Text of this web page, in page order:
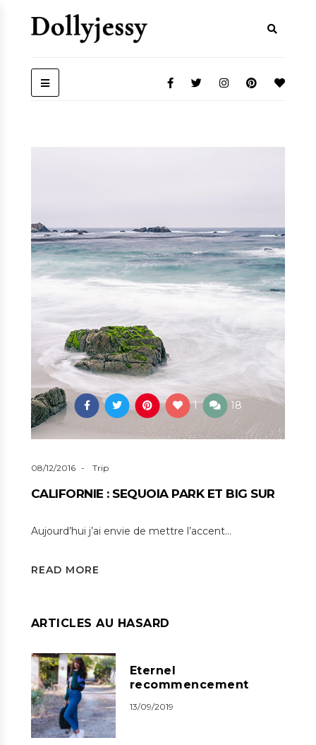
1 18
08/12/2016 Trip
CALIFORNIE : SEQUOIA PARK ET BIG SUR
Aujourd’hui j’ai envie de mettre l’accent…
READ MORE
ARTICLES AU HASARD
Eternel
recommencement
13/09/2019